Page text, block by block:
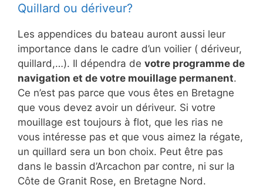
Quillard ou dériveur?
Les appendices du bateau auront aussi leur
importance dans le cadre d’un voilier ( dériveur,
quillard,…). Il dépendra de votre programme de
navigation et de votre mouillage permanent.
Ce n’est pas parce que vous êtes en Bretagne
que vous devez avoir un dériveur. Si votre
mouillage est toujours à flot, que les rias ne
vous intéresse pas et que vous aimez la régate,
un quillard sera un bon choix. Peut être pas
dans le bassin d’Arcachon par contre, ni sur la
Côte de Granit Rose, en Bretagne Nord.